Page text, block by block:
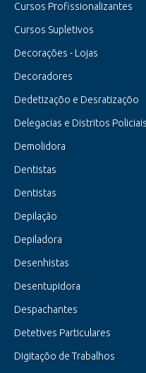
Cursos Profissionalizantes
Cursos Supletivos
Decorações - Lojas
Decoradores
Dedetizaçõo e Desratizaçõo
Delegacias e Distritos Policiais
Demolidora
Dentistas
Dentistas
Depilação
Depiladora
Desenhistas
Desentupidora
Despachantes
Detetives Particulares
Digitaçõo de Trabalhos